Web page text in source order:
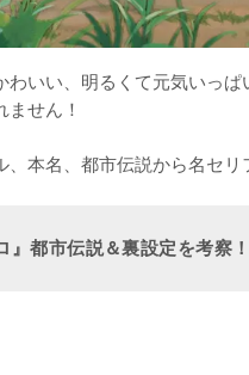
わいい、明るくて元気いっ
せん！
本名、都市伝説から名セリ
』都市伝説＆裏設定を考察